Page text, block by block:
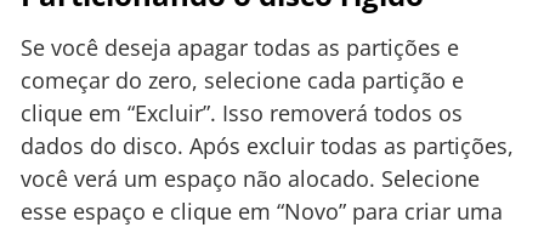
Se você deseja apagar todas as partições e
começar do zero, selecione cada partição e
clique em “Excluir”. Isso removerá todos os
dados do disco. Após excluir todas as partições,
você verá um espaço não alocado. Selecione
esse espaço e clique em “Novo” para criar uma